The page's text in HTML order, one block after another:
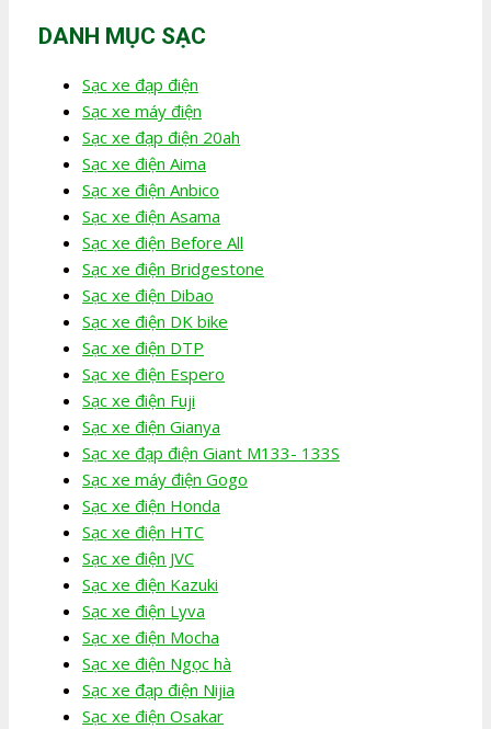
DANH MỤC SẠC
Sạc xe đạp điện
Sạc xe máy điện
Sạc xe đạp điện 20ah
Sạc xe điện Aima
Sạc xe điện Anbico
Sạc xe điện Asama
Sạc xe điện Before All
Sạc xe điện Bridgestone
Sạc xe điện Dibao
Sạc xe điện DK bike
Sạc xe điện DTP
Sạc xe điện Espero
Sạc xe điện Fuji
Sạc xe điện Gianya
Sạc xe đạp điện Giant M133- 133S
Sạc xe máy điện Gogo
Sạc xe điện Honda
Sạc xe điện HTC
Sạc xe điện JVC
Sạc xe điện Kazuki
Sạc xe điện Lyva
Sạc xe điện Mocha
Sạc xe điện Ngọc hà
Sạc xe đạp điện Nijia
Sạc xe điện Osakar